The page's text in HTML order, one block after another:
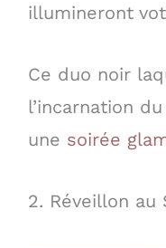
illumineront
Ce duo noir
l’incarnation
une soirée
2. Réveillon au